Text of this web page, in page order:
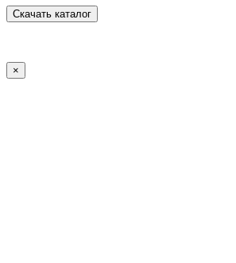
Детские столики и скамьи
Теневые навесы и сцены
Скачать каталог
×